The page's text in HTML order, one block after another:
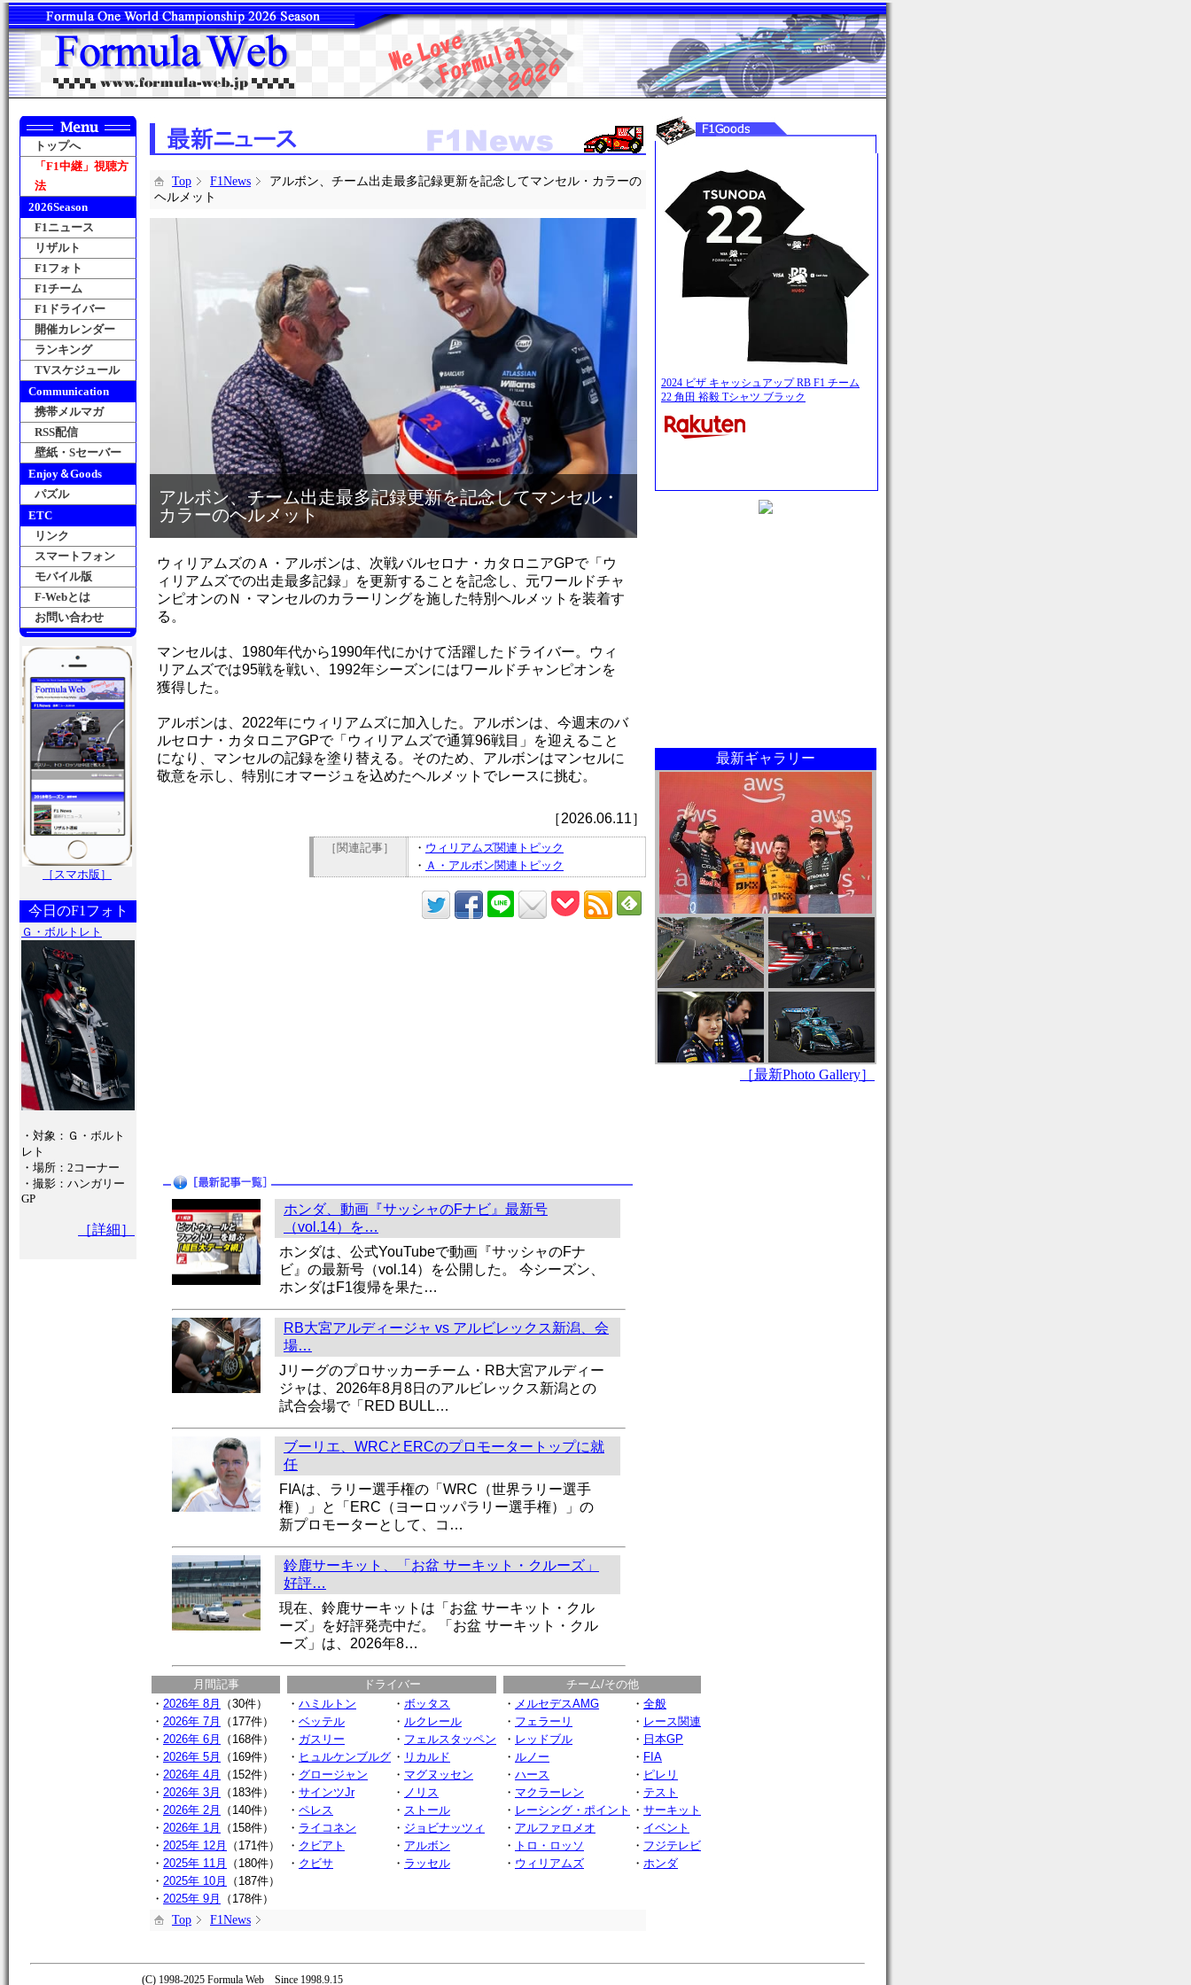
トップへ
「F1中継」視聴方
法
2026Season
F1ニュース
リザルト
F1フォト
F1チーム
F1ドライバー
開催カレンダー
ランキング
TVスケジュール
Communication
携帯メルマガ
RSS配信
壁紙・Sセーバー
Enjoy＆Goods
パズル
ETC
リンク
スマートフォン
モバイル版
F-Webとは
お問い合わせ
［スマホ版］
今日のF1フォト
Ｇ・ボルトレト
・対象：Ｇ・ボルト
レト
・場所：2コーナー
・撮影：ハンガリー
GP
［詳細］
Top F1News
アルボン、チーム出走最多記録更新を記念してマンセル・カラーの
ヘルメット
アルボン、チーム出走最多記録更新を記念してマンセル・
カラーのヘルメット
ウィリアムズのＡ・アルボンは、次戦バルセロナ・カタロニアGPで「ウ
ィリアムズでの出走最多記録」を更新することを記念し、元ワールドチャ
ンピオンのＮ・マンセルのカラーリングを施した特別ヘルメットを装着す
る。
マンセルは、1980年代から1990年代にかけて活躍したドライバー。ウィ
リアムズでは95戦を戦い、1992年シーズンにはワールドチャンピオンを
獲得した。
アルボンは、2022年にウィリアムズに加入した。アルボンは、今週末のバ
ルセロナ・カタロニアGPで「ウィリアムズで通算96戦目」を迎えること
になり、マンセルの記録を塗り替える。そのため、アルボンはマンセルに
敬意を示し、特別にオマージュを込めたヘルメットでレースに挑む。
［2026.06.11］
［関連記事］ ・ ウィリアムズ関連トピック
・ Ａ・アルボン関連トピック
ホンダ、動画『サッシャのFナビ』最新号
（vol.14）を…
ホンダは、公式YouTubeで動画『サッシャのFナ
ビ』の最新号（vol.14）を公開した。 今シーズン、
ホンダはF1復帰を果た…
RB大宮アルディージャ vs アルビレックス新潟、会
場…
Jリーグのプロサッカーチーム・RB大宮アルディー
ジャは、2026年8月8日のアルビレックス新潟との
試合会場で「RED BULL…
ブーリエ、WRCとERCのプロモータートップに就
任
FIAは、ラリー選手権の「WRC（世界ラリー選手
権）」と「ERC（ヨーロッパラリー選手権）」の
新プロモーターとして、コ…
鈴鹿サーキット、「お盆 サーキット・クルーズ」
好評…
現在、鈴鹿サーキットは「お盆 サーキット・クル
ーズ」を好評発売中だ。 「お盆 サーキット・クル
ーズ」は、2026年8…
月間記事 ドライバー
チーム/その他
・ 2026年 8月
（30件）
・ 2026年 7月
（177件）
・ 2026年 6月
（168件）
・ 2026年 5月
（169件）
・ 2026年 4月
（152件）
・ 2026年 3月
（183件）
・ 2026年 2月
（140件）
・ 2026年 1月
（158件）
・ 2025年 12月
（171件）
・ 2025年 11月
（180件）
・ 2025年 10月
（187件）
・ 2025年 9月 （178件）
・ ハミルトン
・ ベッテル
・ ガスリー
・ ヒュルケンブルグ
・ グロージャン
・ サインツJr
・ ペレス
・ ライコネン
・ クビアト
・ クビサ
・ ボッタス
・ ルクレール
・ フェルスタッペン
・ リカルド
・ マグヌッセン
・ ノリス
・ ストール
・ ジョビナッツィ
・ アルボン
・ ラッセル
・ メルセデスAMG
・ フェラーリ
・ レッドブル
・ ルノー
・ ハース
・ マクラーレン
・ レーシング・ポイント
・ アルファロメオ
・ トロ・ロッソ
・ ウィリアムズ
・ 全般
・ レース関連
・ 日本GP
・ FIA
・ ピレリ
・ テスト
・ サーキット
・ イベント
・ フジテレビ
・ ホンダ
Top F1News
2024 ビザ キャッシュアップ RB F1 チーム
22 角田 裕毅 Tシャツ ブラック
最新ギャラリー
［最新Photo Gallery］
(C) 1998-2025 Formula Web Since 1998.9.15